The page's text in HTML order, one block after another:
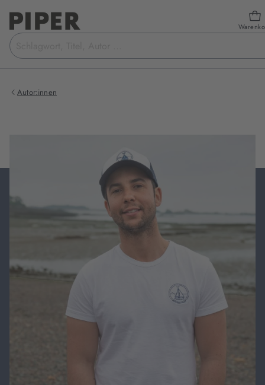
Suchbegriff
eingeben
Autor:innen